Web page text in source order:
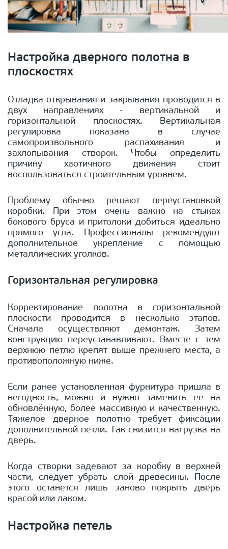
Настройка дверного полотна в
плоскостях
Отладка открывания и закрывания проводится в
двух направлениях - вертикальной и
горизонтальной плоскостях. Вертикальная
регулировка показана в случае
самопроизвольного распахивания и
захлопывания створок. Чтобы определить
причину хаотичного движения стоит
воспользоваться строительным уровнем.
Проблему обычно решают переустановкой
коробки. При этом очень важно на стыках
бокового бруса и притолоки добиться идеально
прямого угла. Профессионалы рекомендуют
дополнительное укрепление с помощью
металлических уголков.
Горизонтальная регулировка
Корректирование полотна в горизонтальной
плоскости проводится в несколько этапов.
Сначала осуществляют демонтаж. Затем
конструкцию переустанавливают. Вместе с тем
верхнюю петлю крепят выше прежнего места, а
противоположную ниже.
Если ранее установленная фурнитура пришла в
негодность, можно и нужно заменить её на
обновлённую, более массивную и качественную.
Тяжелое дверное полотно требует фиксации
дополнительной петли. Так снизится нагрузка на
дверь.
Когда створки задевают за коробку в верхней
части, следует убрать слой древесины. После
этого останется лишь заново покрыть дверь
красой или лаком.
Настройка петель